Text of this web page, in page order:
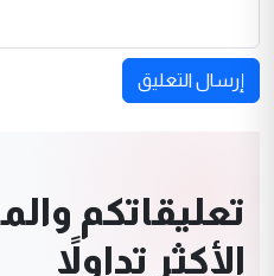
إرسال التعليق
تعليقاتكم
الأكثر تداولاً